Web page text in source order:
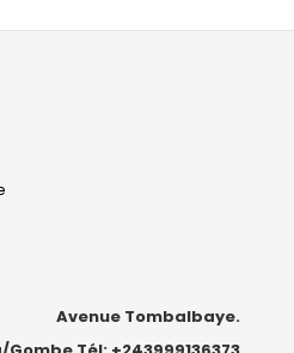
Avenue Tombalbaye.